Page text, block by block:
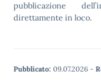
pubblicazione
direttamente in loco.
Pubblicato: 09.07.2026 -